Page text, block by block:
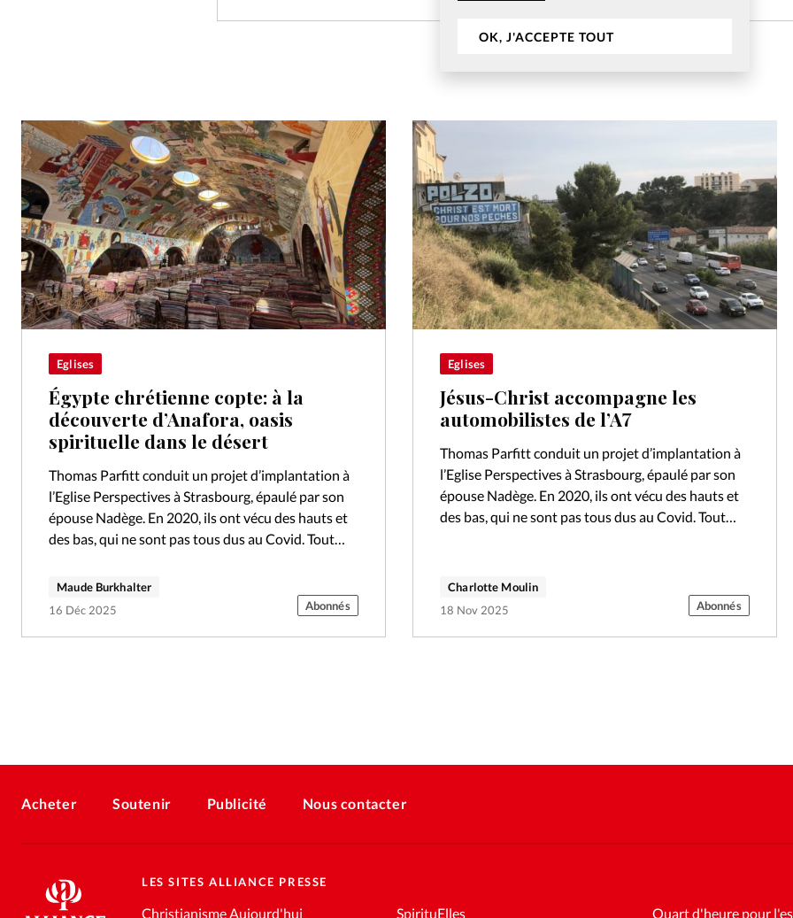
OK, J'ACCEPTE TOUT
Eglises
Égypte chrétienne copte: à la
découverte d’Anafora, oasis
spirituelle dans le désert
Thomas Parfitt conduit un projet d’implantation à
l’Eglise Perspectives à Strasbourg, épaulé par son
épouse Nadège. En 2020, ils ont vécu des hauts et
des bas, qui ne sont pas tous dus au Covid. Tout…
Maude Burkhalter
16 Déc 2025
Abonnés
Eglises
Jésus-Christ accompagne les
automobilistes de l’A7
Thomas Parfitt conduit un projet d’implantation à
l’Eglise Perspectives à Strasbourg, épaulé par son
épouse Nadège. En 2020, ils ont vécu des hauts et
des bas, qui ne sont pas tous dus au Covid. Tout…
Charlotte Moulin
18 Nov 2025
Abonnés
Acheter Soutenir Publicité Nous contacter
LES SITES ALLIANCE PRESSE
Christianisme Aujourd'hui SpirituElles Quart d'heure pour